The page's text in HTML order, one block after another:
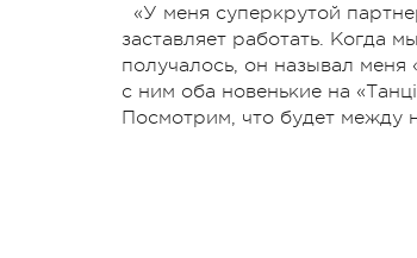
«У меня суперкрутой
заставляет работать. Когда
получалось, он называл
с ним оба новенькие на
Посмотрим, что будет между